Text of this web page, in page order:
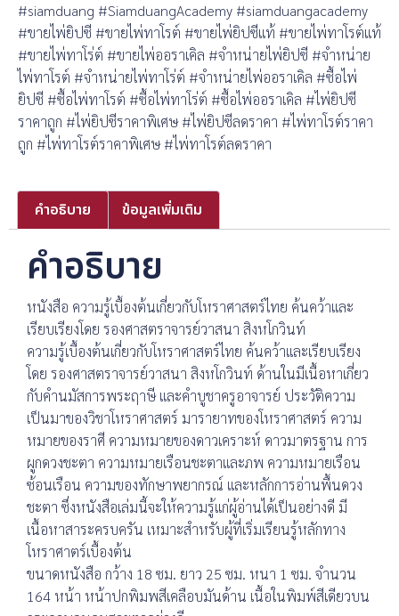
#siamduang #SiamduangAcademy #siamduangacademy
#ขายไพ่ยิปซี #ขายไพ่ทาโรต์ #ขายไพ่ยิปซีแท้ #ขายไพ่ทาโรต์แท้
#ขายไพ่ทาโร่ต์ #ขายไพ่ออราเคิล #จำหน่ายไพ่ยิปซี #จำหน่าย
ไพ่ทาโรต์ #จำหน่ายไพ่ทาโร่ต์ #จำหน่ายไพ่ออราเคิล #ซื้อไพ่
ยิปซี #ซื้อไพ่ทาโรต์ #ซื้อไพ่ทาโร่ต์ #ซื้อไพ่ออราเคิล #ไพ่ยิปซี
ราคาถูก #ไพ่ยิปซีราคาพิเศษ #ไพ่ยิปซีลดราคา #ไพ่ทาโรต์ราคา
ถูก #ไพ่ทาโรต์ราคาพิเศษ #ไพ่ทาโรต์ลดราคา
คำอธิบาย ข้อมูลเพิ่มเติม
คำอธิบาย
หนังสือ ความรู้เบื้องต้นเกี่ยวกับโหราศาสตร์ไทย ค้นคว้าและ
เรียบเรียงโดย รองศาสตราจารย์วาสนา สิงหโกวินท์
ความรู้เบื้องต้นเกี่ยวกับโหราศาสตร์ไทย ค้นคว้าและเรียบเรียง
โดย รองศาสตราจารย์วาสนา สิงหโกวินท์ ด้านในมีเนื้อหาเกี่ยว
กับคำนมัสการพระฤาษี และคำบูชาครูอาจารย์ ประวัติความ
เป็นมาของวิชาโหราศาสตร์ มารายาทของโหราศาสตร์ ความ
หมายของราศี ความหมายของดาวเคราะห์ ดาวมาตรฐาน การ
ผูกดวงชะตา ความหมายเรือนชะตาและภพ ความหมายเรือน
ซ้อนเรือน ความของทักษาพยากรณ์ และหลักการอ่านพื้นดวง
ชะตา ซึ่งหนังสือเล่มนี้จะให้ความรู้แก่ผู้อ่านได้เป็นอย่างดี มี
เนื้อหาสาระครบครัน เหมาะสำหรับผู้ที่เริ่มเรียนรู้หลักทาง
โหราศาตร์เบื้องต้น
ขนาดหนังสือ กว้าง 18 ซม. ยาว 25 ซม. หนา 1 ซม. จำนวน
164 หน้า หน้าปกพิมพสีเคลือบมันด้าน เนื้อในพิมพ์สีเดียวบน